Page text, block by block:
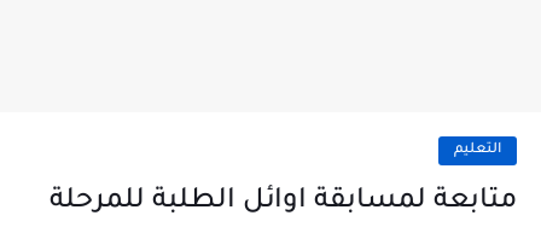
التعليم
متابعة لمسابقة اوائل الطلبة للمرحلة